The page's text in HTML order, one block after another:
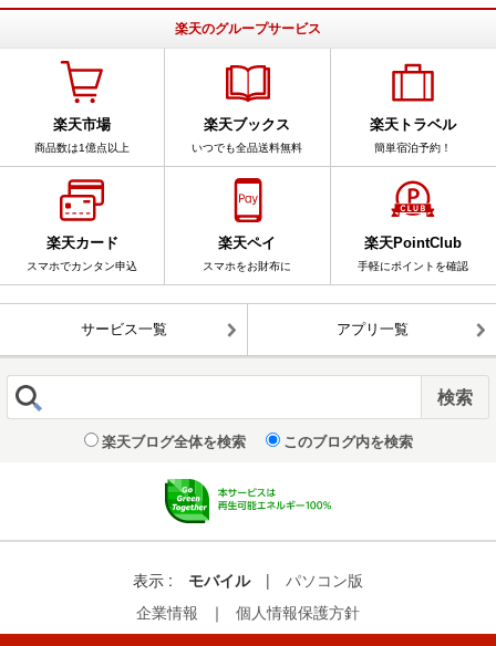
楽天のグループサービス
楽天市場
商品数は1億点以上
楽天ブックス
いつでも全品送料無料
楽天トラベル
簡単宿泊予約！
楽天カード
スマホでカンタン申込
楽天ペイ
スマホをお財布に
楽天PointClub
手軽にポイントを確認
サービス一覧 アプリ一覧
楽天ブログ全体を検索 このブログ内を検索
表示 : モバイル |
パソコン版
企業情報
｜ 個人情報保護方針